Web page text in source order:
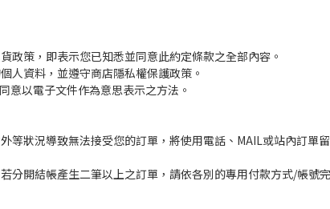
政策，即表示您已知悉並同意此約定條款之全部內容。
人資料，並遵守商店隱私權保護政策。
意以電子文件作為意思表示之方法。
等狀況導致無法接受您的訂單，將使用電話、MAIL或站內訂單
分開結帳產生二筆以上之訂單，請依各別的專用付款方式/帳號